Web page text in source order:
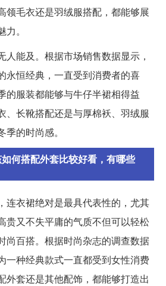
领毛衣还是羽绒服搭配，都能够展
。
人能及。根据市场销售数据显示，
永恒经典，一直受到消费者的喜
的服装都能够与牛仔半裙相得益
、长靴搭配还是与厚棉袄、羽绒服
的时尚感。
何搭配外套比较好看，有哪些
连衣裙绝对是最具代表性的，尤其
贵又不失平庸的气质不但可以轻松
尚百搭。根据时尚杂志的调查数据
一种经典款式一直都受到女性消费
外套还是其他配饰，都能够打造出